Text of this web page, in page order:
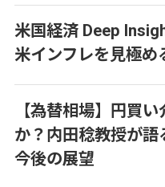
米国経済 Deep
米インフレを見極め
【為替相場】円買
か？内田稔教授が語
今後の展望